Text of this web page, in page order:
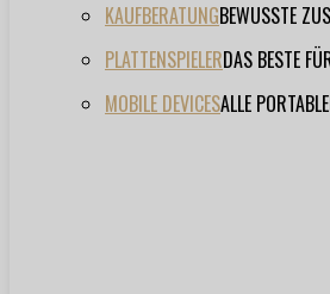
KAUFBERATUNGBEWUSSTE
PLATTENSPIELERDAS BESTE
MOBILE DEVICESALLE